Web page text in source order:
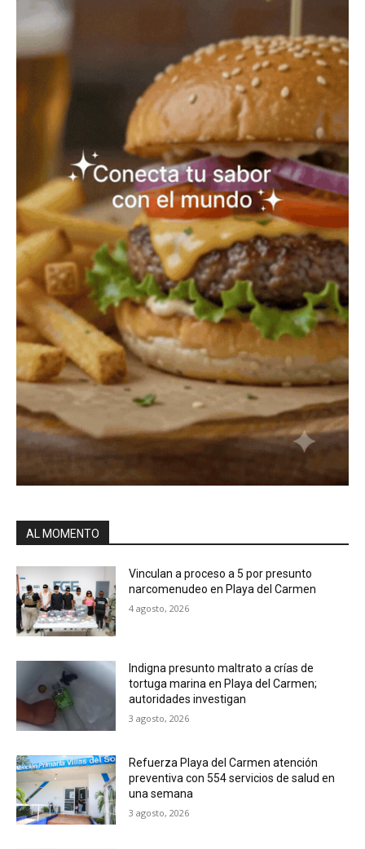
AL MOMENTO
Vinculan a proceso a 5 por presunto
narcomenudeo en Playa del Carmen
4 agosto, 2026
Indigna presunto maltrato a crías de
tortuga marina en Playa del Carmen;
autoridades investigan
3 agosto, 2026
Refuerza Playa del Carmen atención
preventiva con 554 servicios de salud en
una semana
3 agosto, 2026